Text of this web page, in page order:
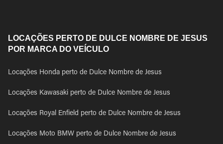
LOCAÇÕES PERTO DE DULCE NOMBRE DE JESUS
POR MARCA DO VEÍCULO
Locações Honda perto de Dulce Nombre de Jesus
Locações Kawasaki perto de Dulce Nombre de Jesus
Locações Royal Enfield perto de Dulce Nombre de Jesus
Locações Moto BMW perto de Dulce Nombre de Jesus